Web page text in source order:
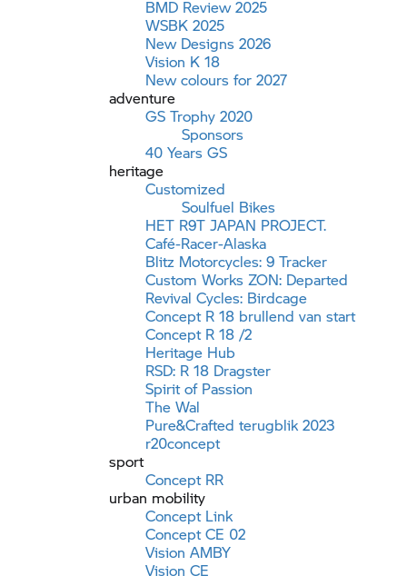
BMD Review 2025
WSBK 2025
New Designs 2026
Vision K 18
New colours for 2027
adventure
GS Trophy 2020
Sponsors
40 Years GS
heritage
Customized
Soulfuel Bikes
HET R9T JAPAN PROJECT.
Café-Racer-Alaska
Blitz Motorcycles: 9 Tracker
Custom Works ZON: Departed
Revival Cycles: Birdcage
Concept R 18 brullend van start
Concept R 18 /2
Heritage Hub
RSD: R 18 Dragster
Spirit of Passion
The Wal
Pure&Crafted terugblik 2023
r20concept
sport
Concept RR
urban mobility
Concept Link
Concept CE 02
Vision AMBY
Vision CE